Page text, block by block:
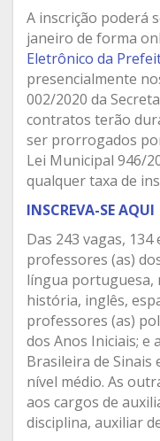
A inscrição poderá
janeiro de forma
Eletrônico da
presencialmente
002/2020 da
contratos terão
ser prorrogados
Lei Municipal 946/
qualquer taxa de
INSCREVA-SE AQUI
Das 243 vagas,
professores (as)
língua portuguesa,
história, inglês,
professores (as)
dos Anos Iniciais;
Brasileira de
nível médio. As
aos cargos de
disciplina, auxiliar